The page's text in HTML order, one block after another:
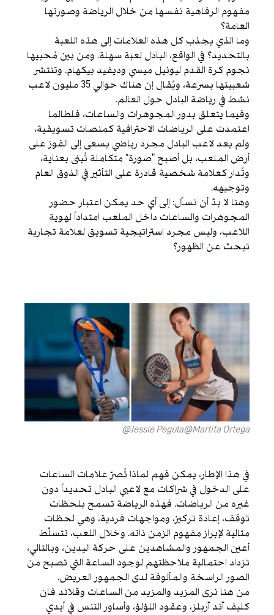
مفهوم الرفاهية نفسها من خلال الرياضة وصورتها
العامة؟
وما الذي يجذب كل هذه العلامات إلى هذه اللعبة
بالتحديد؟ في الواقع، البادل لعبة سهلة. ومن بين مُحبيها
نجوم كرة القدم ليونيل ميسي وديفيد بيكهام. وتنتشر
شعبيتها بسرعة، ويُقال إن هناك حوالي 35 مليون لاعب
نشط في رياضة البادل حول العالم.
وفيما يتعلق بدور المجوهرات والساعات، فلطالما
اعتمدت على الرياضات الاحترافية كمنصات تسويقية،
ولم يعد لاعب البادل مجرد رياضي يسعى إلى الفوز على
أرض الملعب، بل أصبح “صورة” متكاملة تُبنى بعناية،
وتُدار كعلامة شخصية قادرة على التأثير في الذوق العام
وتوجيهه.
وهنا لا بدّ أن نسأل: إلى أي حد يمكن اعتبار حضور
المجوهرات والساعات داخل الملعب امتداداً لهوية
اللاعب، وليس مجرد استراتيجية تسويق لعلامة تجارية
تبحث عن الظهور؟
Jessie Pegula@Martita Ortega@
في هذا الإطار، يمكن فهم لماذا تُصرّ علامات الساعات
على الدخول في شراكات مع لاعبي البادل تحديداً دون
غيره من الرياضات. فهذه الرياضة تسمح بلحظات
توقف، إعادة تركيز، ومواجهات فردية، وهي لحظات
مثالية لإبراز مفهوم الزمن ذاته. وخلال اللعب، تتسلّط
أعين الجمهور والمشاهدين على حركة اليدين، وبالتالي،
تزداد احتمالية ملاحظتهم لوجود الساعة التي تصبح من
الصور الراسخة والمألوفة لدى الجمهور العريض.
من هنا نرى المزيد والمزيد من الساعات وقلائد فان
كليف آند آربلز، وعقود اللؤلؤ، وأساور التنس في أيدي